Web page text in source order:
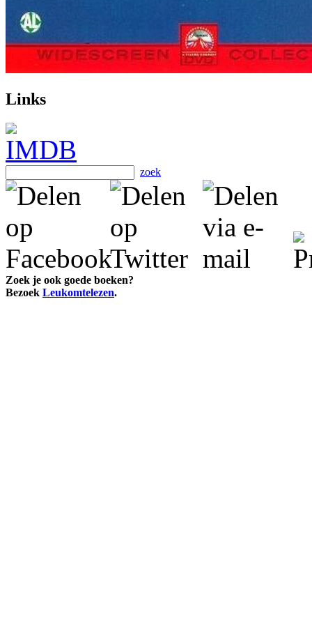
Links
zoek
Zoek je ook goede boeken?
Bezoek Leukomtelezen.